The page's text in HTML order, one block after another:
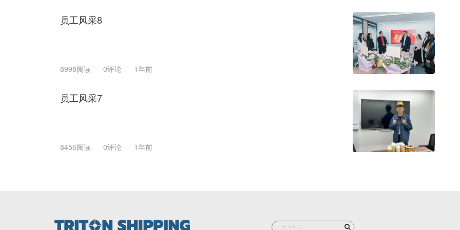
员工风采8
8998阅读 0评论 1年前
员工风采7
8456阅读 0评论 1年前